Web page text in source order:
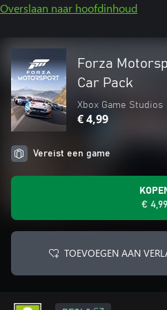
Overslaan naar hoofdinhoud
Forza
Car Pack
Xbox Game Studios
€ 4,99
Vereist een game
€ 4,99
TOEVOEGEN AAN